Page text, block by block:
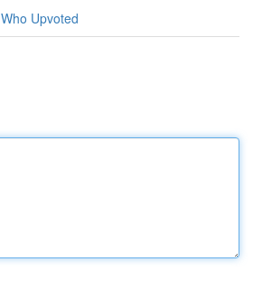
Who Upvoted